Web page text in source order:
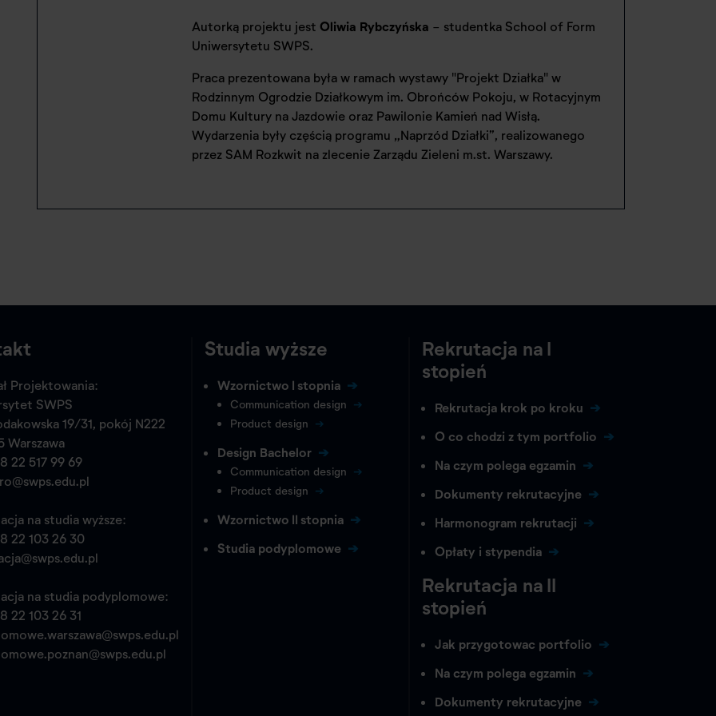
Autorką projektu jest Oliwia Rybczyńska - studentka School of Form
Uniwersytetu SWPS.
Praca prezentowana była w ramach wystawy "Projekt Działka" w
Rodzinnym Ogrodzie Działkowym im. Obrońców Pokoju, w Rotacyjnym
Domu Kultury na Jazdowie oraz Pawilonie Kamień nad Wisłą.
Wydarzenia były częścią programu „Naprzód Działki”, realizowanego
przez SAM Rozkwit na zlecenie Zarządu Zieleni m.st. Warszawy.
Projektowania:
SWPS
19/31, pokój N222
Warszawa
22 517 99 69
na studia wyższe:
22 103 26 30
na studia podyplomowe:
22 103 26 31
Studia wyższe
Wzornictwo I stopnia
Communication design
Product design
Design Bachelor
Communication design
Product design
Wzornictwo II stopnia
Studia podyplomowe
Rekrutacja na I
stopień
Rekrutacja krok po kroku
O co chodzi z tym portfolio
Na czym polega egzamin
Dokumenty rekrutacyjne
Harmonogram rekrutacji
Opłaty i stypendia
Rekrutacja na II
stopień
Jak przygotowac portfolio
Na czym polega egzamin
Dokumenty rekrutacyjne